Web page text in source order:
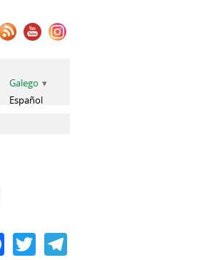
Galego
Español
Facebook
Twitter